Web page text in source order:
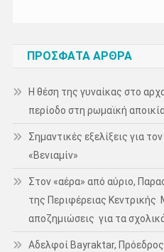
ΠΡΌΣΦΑΤΑ ΆΡΘΡΑ
Η θέση της γυναίκας στο
περίοδο στη ρωμαϊκή
Σημαντικές εξελίξεις για
«Βενιαμίν»
Στον «αέρα» από αύριο,
της Περιφέρειας Κεντρικής
αποζημιώσεις για τα
Αδελφοί Bayraktar, Πρόεδρος